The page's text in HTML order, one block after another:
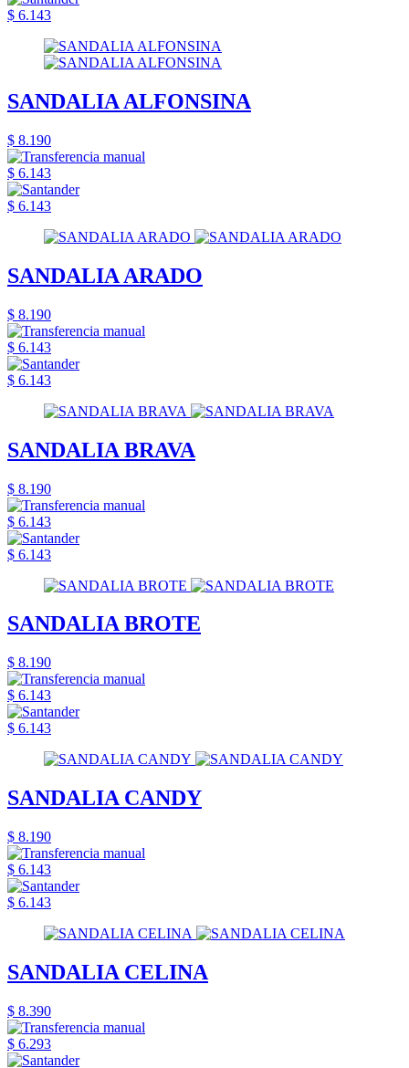
$ 6.143
SANDALIA ALFONSINA
$ 8.190
$ 6.143
$ 6.143
SANDALIA ARADO
$ 8.190
$ 6.143
$ 6.143
SANDALIA BRAVA
$ 8.190
$ 6.143
$ 6.143
SANDALIA BROTE
$ 8.190
$ 6.143
$ 6.143
SANDALIA CANDY
$ 8.190
$ 6.143
$ 6.143
SANDALIA CELINA
$ 8.390
$ 6.293